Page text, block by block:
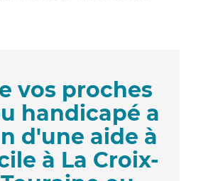
vos proches
handicapé a
d'une aide à
à La Croix-